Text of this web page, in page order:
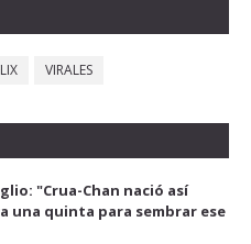
VIRALES
"Crua-Chan nació así
una quinta para sembrar ese